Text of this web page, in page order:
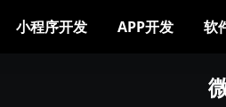
小程序开发 APP开发 软